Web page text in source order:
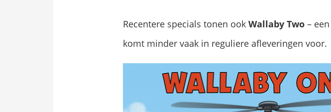
Recentere specials tonen ook Wallaby Two –
komt minder vaak in reguliere afleveringen voor.